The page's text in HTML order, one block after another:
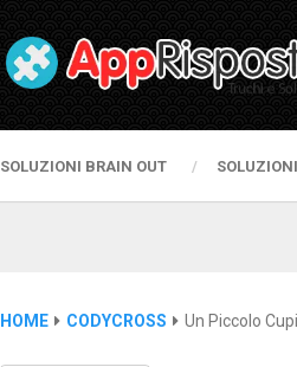
SOLUZIONI BRAIN OUT
HOME CODYCROSS Un Piccolo